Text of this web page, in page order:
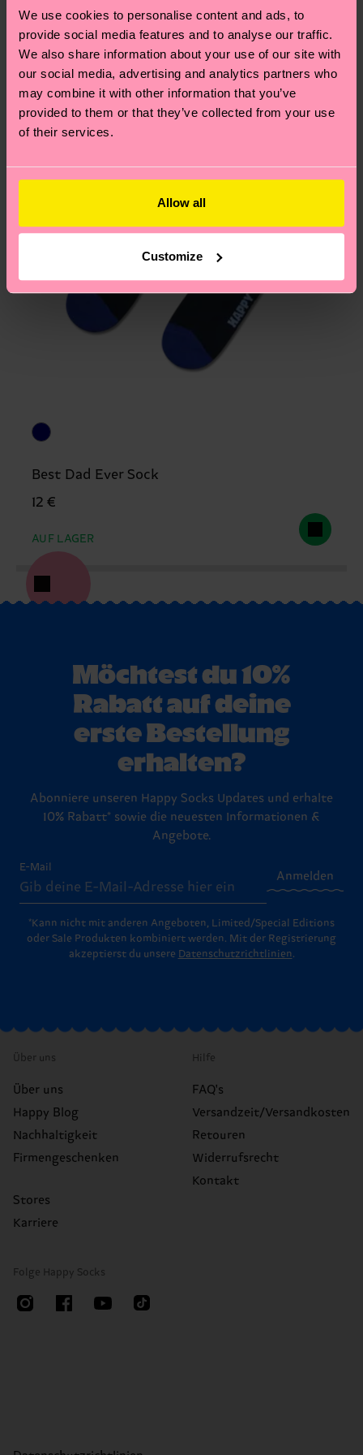
We use cookies to personalise content and ads, to
provide social media features and to analyse our traffic.
We also share information about your use of our site with
our social media, advertising and analytics partners who
may combine it with other information that you’ve
provided to them or that they’ve collected from your use
of their services.
Allow all
Customize
und die genaue Lieferzeit von der lokalen Post in
deinem Land abhängt.
Du hast Fragen zu einer Retoure? In unserem
Hilfebereich im Artikel Retouren findest du die
am häufigsten gestellten Fragen.
Geschenkidee
Best Dad Ever Sock
12 €
AUF LAGER
Möchtest du 10%
Rabatt auf deine
erste Bestellung
erhalten?
Abonniere unseren Happy Socks Updates und erhalte
10% Rabatt* sowie die neuesten Informationen &
Angebote.
E-Mail
Anmelden
*Kann nicht mit anderen Angeboten, Limited/Special Editions
oder Sale Produkten kombiniert werden. Mit der Registrierung
akzeptierst du unsere Datenschutzrichtlinien.
Über uns
Über uns
Happy Blog
Nachhaltigkeit
Firmengeschenken
Stores
Karriere
Hilfe
FAQ's
Versandzeit/Versandkosten
Retouren
Widerrufsrecht
Kontakt
Folge Happy Socks